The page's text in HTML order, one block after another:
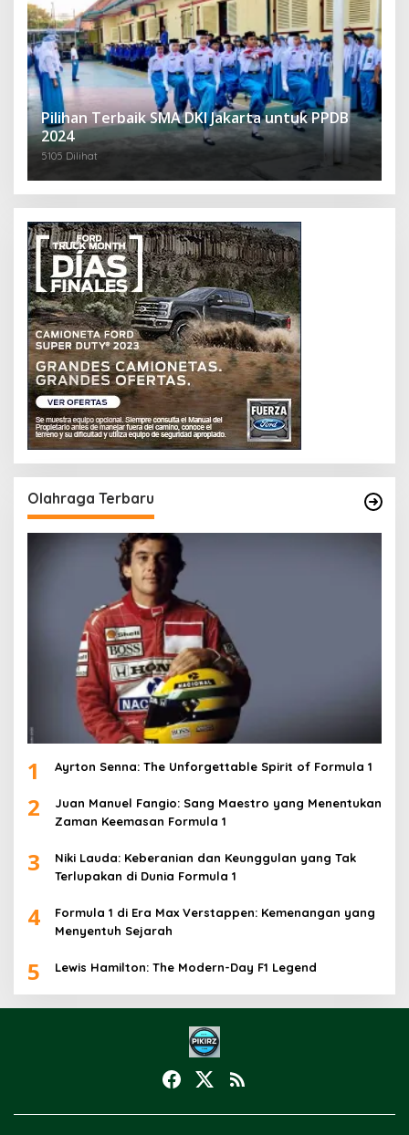
Pilihan Terbaik SMA DKI Jakarta untuk PPDB
2024
5105 Dilihat
Olahraga Terbaru
1 Ayrton Senna: The Unforgettable Spirit of Formula 1
2
Juan Manuel Fangio: Sang Maestro yang Menentukan
Zaman Keemasan Formula 1
3
Niki Lauda: Keberanian dan Keunggulan yang Tak
Terlupakan di Dunia Formula 1
4
Formula 1 di Era Max Verstappen: Kemenangan yang
Menyentuh Sejarah
5 Lewis Hamilton: The Modern-Day F1 Legend